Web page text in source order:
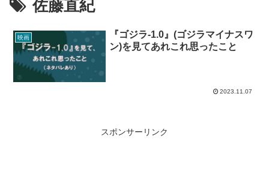
佐藤直紀
映画
『ゴジラ-1.0』(ゴジラマイナスワ
ン)を見てあれこれ思ったこと
2023.11.07
スポンサーリンク